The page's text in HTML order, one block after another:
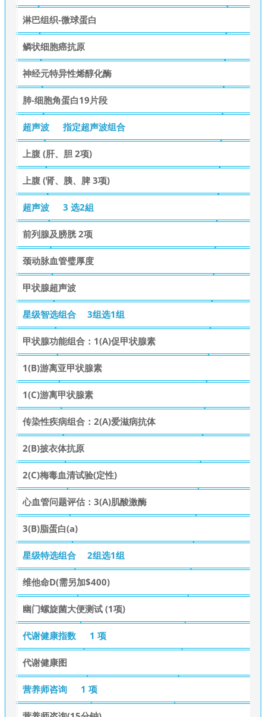
淋巴组织-微球蛋白
鳞状细胞癌抗原
神经元特异性烯醇化酶
肺-细胞角蛋白19片段
超声波 指定超声波组合
上腹 (肝、胆 2项)
上腹 (肾、胰、脾 3项)
超声波 3 选2組
前列腺及膀胱 2项
颈动脉血管璧厚度
甲状腺超声波
星级智选组合 3组选1组
甲状腺功能组合：1(A)促甲状腺素
1(B)游离亚甲状腺素
1(C)游离甲状腺素
传染性疾病组合：2(A)爱滋病抗体
2(B)披衣体抗原
2(C)梅毒血清试验(定性)
心血管问题评估：3(A)肌酸激酶
3(B)脂蛋白(a)
星级特选组合 2组选1组
维他命D(需另加$400)
幽门螺旋菌大便测试 (1项)
代谢健康指数 1 项
代谢健康图
营养师咨询 1 项